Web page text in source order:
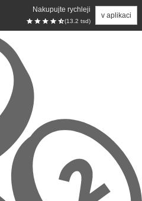
Nakupujte rychleji
(13.2 tsd)
v aplikaci